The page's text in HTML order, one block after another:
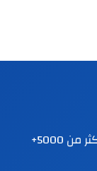
نقدم دورات ودبلومات متخصصة في الصحة النفسية والإرشاد الأسري والتنمية البشرية. مع أكثر من 5000+